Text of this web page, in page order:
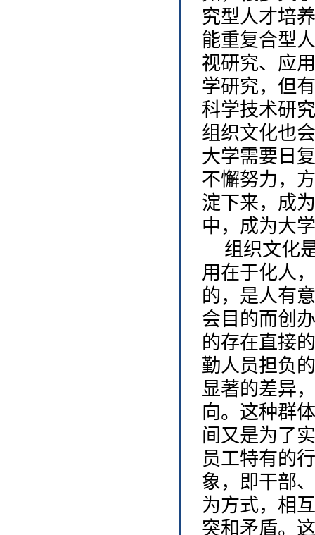
究型人才培
能重复合型
视研究、应
学研究，但
科学技术研
组织文化也
大学需要日
不懈努力，
淀下来，成
中，成为大
组织文化
用在于化人
的，是人有
会目的而创
的存在直接
勤人员担负
显著的差异
向。这种群
间又是为了
员工特有的
象，即干部
为方式，相
突和矛盾。